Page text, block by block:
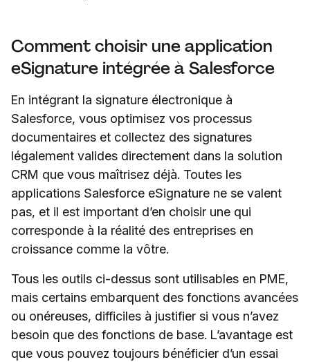
Comment choisir une application
eSignature intégrée à Salesforce
En intégrant la signature électronique à
Salesforce, vous optimisez vos processus
documentaires et collectez des signatures
légalement valides directement dans la solution
CRM que vous maîtrisez déjà. Toutes les
applications Salesforce eSignature ne se valent
pas, et il est important d’en choisir une qui
corresponde à la réalité des entreprises en
croissance comme la vôtre.
Tous les outils ci-dessus sont utilisables en PME,
mais certains embarquent des fonctions avancées
ou onéreuses, difficiles à justifier si vous n’avez
besoin que des fonctions de base. L’avantage est
que vous pouvez toujours bénéficier d’un essai